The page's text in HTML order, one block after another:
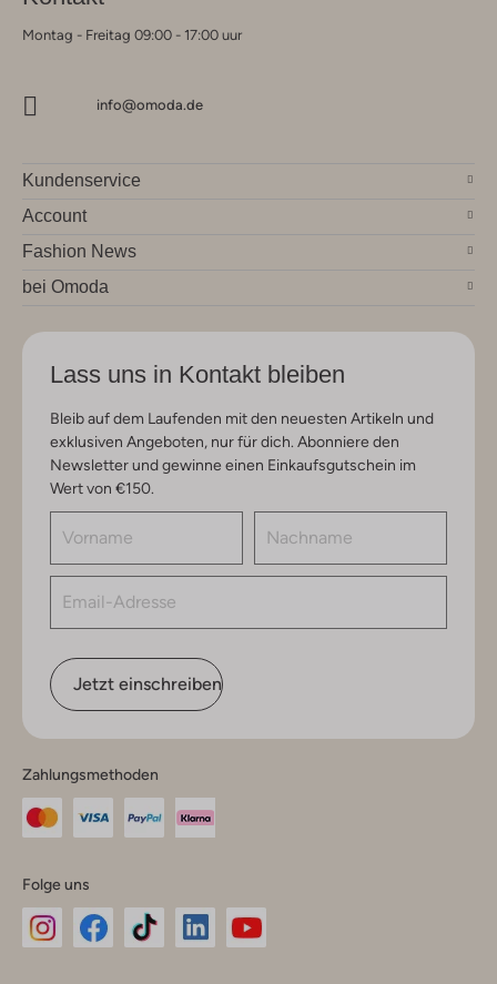
Montag - Freitag 09:00 - 17:00 uur
info@omoda.de
Kundenservice
Account
Fashion News
bei Omoda
Lass uns in Kontakt bleiben
Bleib auf dem Laufenden mit den neuesten Artikeln und
exklusiven Angeboten, nur für dich. Abonniere den
Newsletter und gewinne einen Einkaufsgutschein im
Wert von €150.
Jetzt einschreiben
Zahlungsmethoden
Folge uns